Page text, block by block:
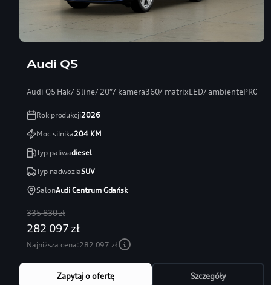
Audi Q5
Audi Q5 Hak/ Sline/ 20″/ kamera360/ matrixLED/ ambientePRO/
Rok produkcji2026
Moc silnika204KM
Typ paliwadiesel
Typ nadwoziaSUV
SalonAudi Centrum Gdańsk
335 830 zł
282 097 zł
Najniższa cena:282 097 zł
Zapytaj o ofertę Szczegóły